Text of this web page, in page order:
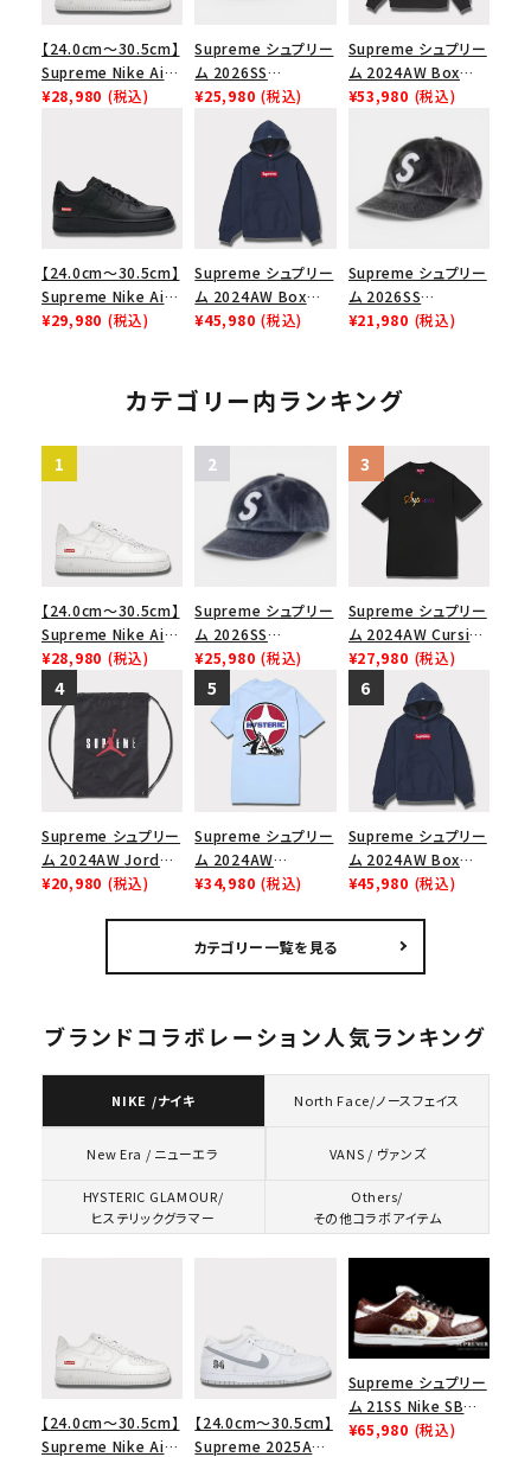
【24.0cm～30.5cm】
Supreme Nike Air
Force 1 Low シュプ
¥28,980 (税込)
Supreme シュプリー
ム 2026SS
Pigment Coated S
Logo 6-Panel ピグ
メントコーテッド Sロ
ゴ 6パネル ネイビー
¥25,980 (税込)
Supreme シュプリー
ム 2024AW Box
Logo Hooded
スロゴフードパーカー
ブラック 黒
¥53,980 (税込)
【24.0cm～30.5cm】
Supreme Nike Air
Force 1 Low シュプ
ューズ ブラック
¥29,980 (税込)
Supreme シュプリー
ム 2024AW Box
Logo Hooded
ネイビー 紺
¥45,980 (税込)
Supreme シュプリー
ム 2026SS
Pigment Coated S
ゴ 6パネル ブラック
¥21,980 (税込)
カテゴリー内ランキング
【24.0cm～30.5cm】
Supreme Nike Air
Force 1 Low シュプ
リーム ナイキエアフォ
ース１スニーカー シ
ューズ ホワイト
¥28,980 (税込)
Supreme シュプリー
ム 2026SS
Pigment Coated S
Logo 6-Panel ピグ
メントコーテッド Sロ
ゴ 6パネル ネイビー
¥25,980 (税込)
Supreme シュプリー
ム 2024AW Cursive
S/S Top カーシブシ
ョートスリーブトップ
Tシャツ ブラック 黒
¥27,980 (税込)
Supreme シュプリー
ム 2024AW Jordan
Drawstring Bag ジ
¥20,980 (税込)
Supreme シュプリー
ム 2024AW
Hysteric Glamour
プTシャツ パウダーブ
ルー
¥34,980 (税込)
Supreme シュプリー
ム 2024AW Box
Logo Hooded
ネイビー 紺
¥45,980 (税込)
カテゴリー一覧を見る
ブランドコラボレーション人気ランキング
NIKE /ナイキ North Face/ノースフェイス
New Era / ニューエラ VANS / ヴァンズ
HYSTERIC GLAMOUR/
ヒステリックグラマー
Others/
その他コラボアイテム
【24.0cm～30.5cm】
Supreme Nike Air
【24.0cm～30.5cm】
Supreme 2025AW
Supreme シュプリー
ム 21SS Nike SB
Dunk Low ナイキSB
¥65,980 (税込)